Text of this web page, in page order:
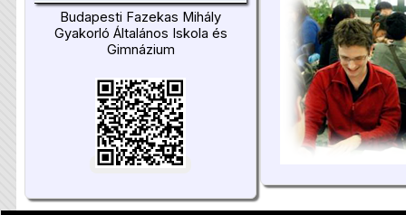
Budapesti Fazekas Mihály
Gyakorló Általános Iskola és
Gimnázium